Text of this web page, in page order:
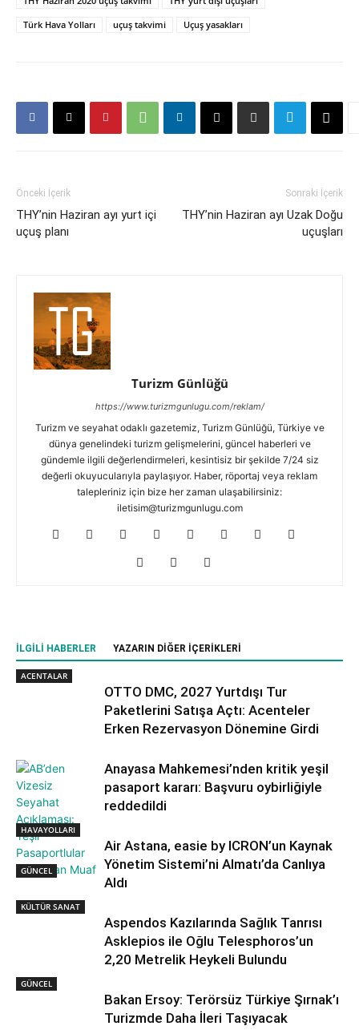
Türk Hava Yolları
uçuş takvimi Uçuş yasakları
Önceki İçerik
THY’nin Haziran ayı yurt içi
uçuş planı
Sonraki İçerik
THY’nin Haziran ayı Uzak Doğu
uçuşları
Turizm Günlüğü
https://www.turizmgunlugu.com/reklam/
Turizm ve seyahat odaklı gazetemiz, Turizm Günlüğü, Türkiye ve
dünya genelindeki turizm gelişmelerini, güncel haberleri ve
gündemle ilgili değerlendirmeleri, kesintisiz bir şekilde 7/24 siz
değerli okuyucularıyla paylaşıyor. Haber, röportaj veya reklam
talepleriniz için bize her zaman ulaşabilirsiniz:
iletisim@turizmgunlugu.com
İLGILI HABERLER YAZARIN DIĞER İÇERIKLERI
ACENTALAR
OTTO DMC, 2027 Yurtdışı Tur
Paketlerini Satışa Açtı: Acenteler
Erken Rezervasyon Dönemine Girdi
GÜNCEL
Anayasa Mahkemesi’nden kritik yeşil
pasaport kararı: Başvuru oybirliğiyle
reddedildi
HAVAYOLLARI
Air Astana, easie by ICRON’un Kaynak
Yönetim Sistemi’ni Almatı’da Canlıya
Aldı
KÜLTÜR SANAT
Aspendos Kazılarında Sağlık Tanrısı
Asklepios ile Oğlu Telesphoros’un
2,20 Metrelik Heykeli Bulundu
GÜNCEL
Bakan Ersoy: Terörsüz Türkiye Şırnak’ı
Turizmde Daha İleri Taşıyacak